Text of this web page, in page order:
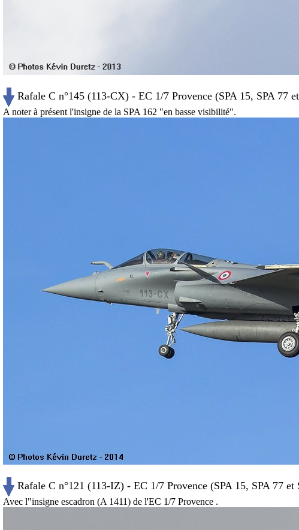
Rafale C n°145 (113-CX) - EC 1/7 Provence (SPA 15, SPA 77
A noter à présent l'insigne de la SPA 162 "en basse visibilité".
Rafale C n°121 (113-IZ) - EC 1/7 Provence (SPA 15, SPA 77
Avec l"insigne escadron (A 1411) de l'EC 1/7 Provence .